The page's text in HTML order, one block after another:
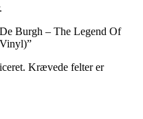
Burgh – The Legend Of
Krævede felter er